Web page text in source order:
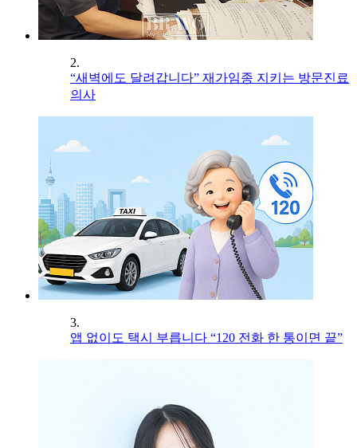
2.
“새벽에도 달려갑니다” 재가임종 지키는 방문진료
의사
3.
앱 없이도 택시 부릅니다 “120 전화 한 통이면 끝”